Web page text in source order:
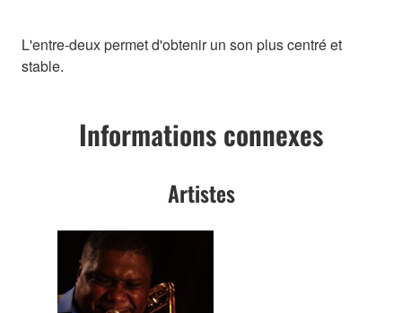
L'entre-deux permet d'obtenir un son plus centré et
stable.
Informations connexes
Artistes